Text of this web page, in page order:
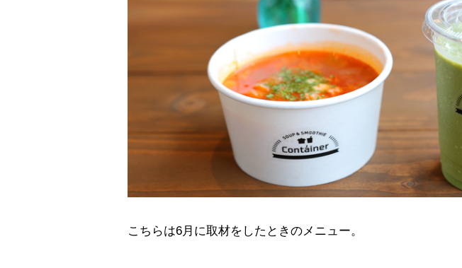
こちらは6月に取材をしたときのメニュー。